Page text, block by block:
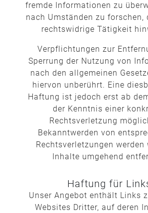
fremde Informationen zu
nach Umständen zu forschen,
rechtswidrige Tätigkeit
Verpflichtungen zur
Sperrung der Nutzung von
nach den allgemeinen
hiervon unberührt. Eine
Haftung ist jedoch erst ab
der Kenntnis einer
Rechtsverletzung
Bekanntwerden von
Rechtsverletzungen werden
Inhalte umgehend
Haftung für
Unser Angebot enthält Links
Websites Dritter, auf deren